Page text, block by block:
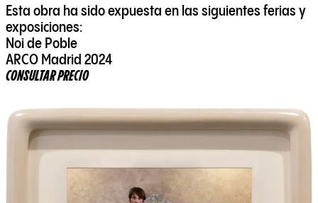
Esta obra ha sido expuesta en las siguientes ferias y
exposiciones:
Noi de Poble
ARCO Madrid 2024
CONSULTAR PRECIO